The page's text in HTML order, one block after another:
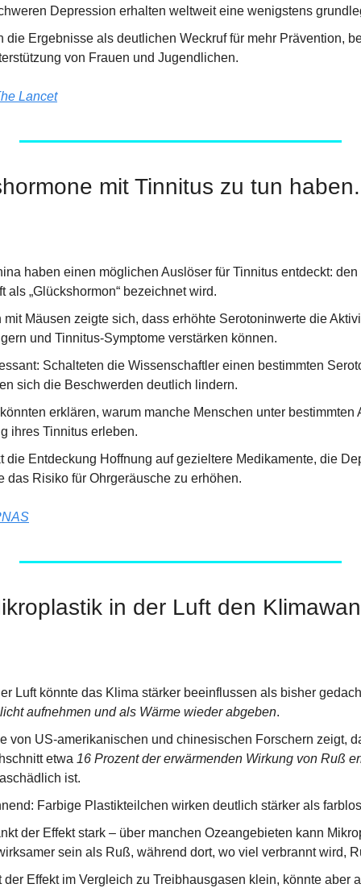
Depression erhalten weltweit eine wenigstens
die Ergebnisse als deutlichen Weckruf für mehr Prävention,
von Frauen und Jugendlichen.
Lancet
mit Tinnitus zu tun haben.
als „Glückshormon“ bezeichnet wird.
mit Mäusen zeigte sich, dass erhöhte Serotoninwerte die
und Tinnitus-Symptome verstärken können.
Schalteten die Wissenschaftler einen bestimmten
sich die Beschwerden deutlich lindern.
erklären, warum manche Menschen unter bestimmten
ihres Tinnitus erleben.
die Entdeckung Hoffnung auf gezieltere Medikamente, die
das Risiko für Ohrgeräusche zu erhöhen.
in der Luft den
Luft könnte das Klima stärker beeinflussen als bisher
aufnehmen und als Wärme wieder abgeben.
von US-amerikanischen und chinesischen Forschern zeigt,
etwa 16 Prozent der erwärmenden Wirkung von Ruß
ist.
Farbige Plastikteilchen wirken deutlich stärker als
der Effekt stark – über manchen Ozeangebieten kann
sein als Ruß, während dort, wo viel verbrannt wird,
der Effekt im Vergleich zu Treibhausgasen klein, könnte aber